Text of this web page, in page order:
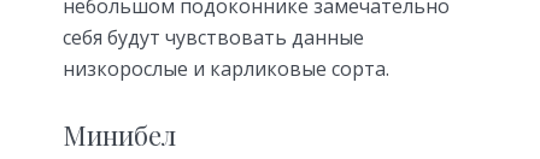
небольшом подоконнике замечательно
себя будут чувствовать данные
низкорослые и карликовые сорта.
Минибел